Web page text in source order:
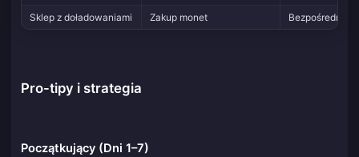
Sklep z doładowaniami
Zakup monet Bezpośredni
Pro-tipy i strategia
Początkujący (Dni 1–7)